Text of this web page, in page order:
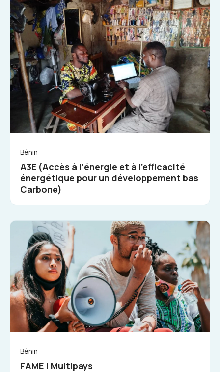
Bénin
A3E (Accès à l’énergie et à l’efficacité
énergétique pour un développement bas
Carbone)
Bénin
FAME ! Multipays